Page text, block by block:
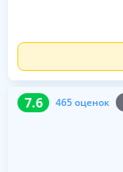
7.6 465 оценок
7.6 465 оценок